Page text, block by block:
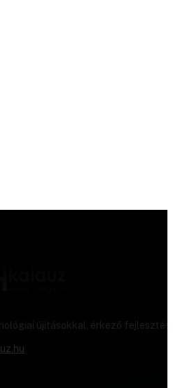
újításokkal, érkező